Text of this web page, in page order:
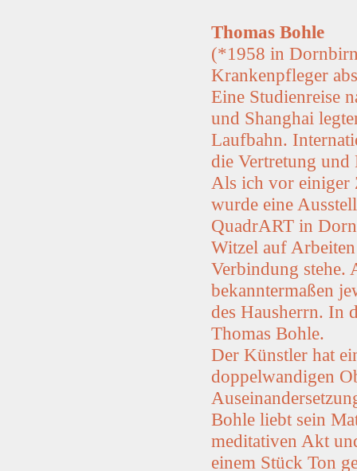
Thomas Bohle
(*1958 in
Krankenpfleger
Eine Studienreise
und Shanghai
Laufbahn.
die Vertretung
Als ich vor einiger
wurde eine
QuadrART in
Witzel auf
Verbindung stehe.
bekanntermaßen
des Hausherrn. In
Thomas Bohle.
Der Künstler hat
doppelwandigen
Bohle liebt sein
meditativen Akt
einem Stück Ton